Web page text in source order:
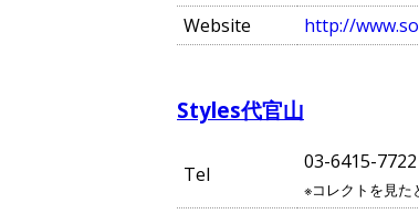
Website
http://
Styles代官山
Tel
03-6415-7722
※コレクトを見た